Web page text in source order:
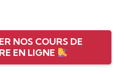
NOS COURS DE
EN LIGNE